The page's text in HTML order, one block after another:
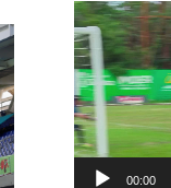
Reproductor
de
vídeo
00:00